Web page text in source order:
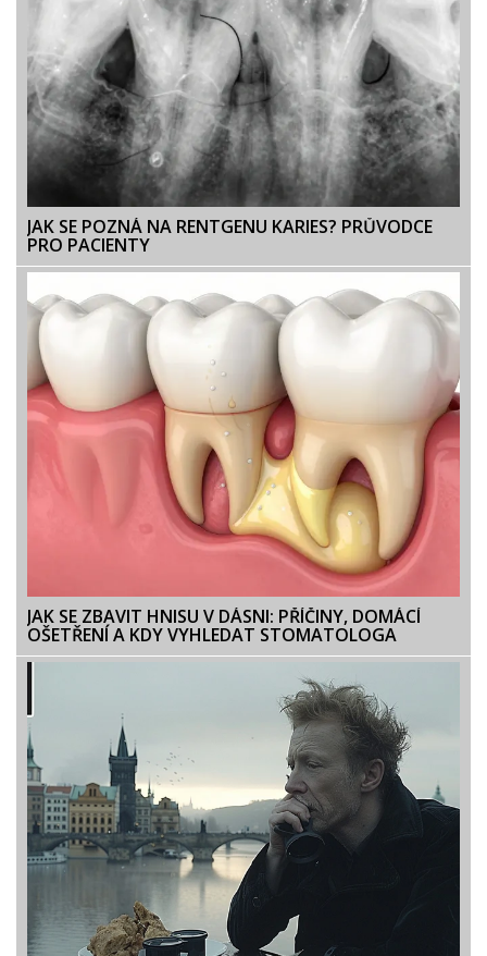
JAK SE POZNÁ NA RENTGENU KARIES? PRŮVODCE
PRO PACIENTY
JAK SE ZBAVIT HNISU V DÁSNI: PŘÍČINY, DOMÁCÍ
OŠETŘENÍ A KDY VYHLEDAT STOMATOLOGA